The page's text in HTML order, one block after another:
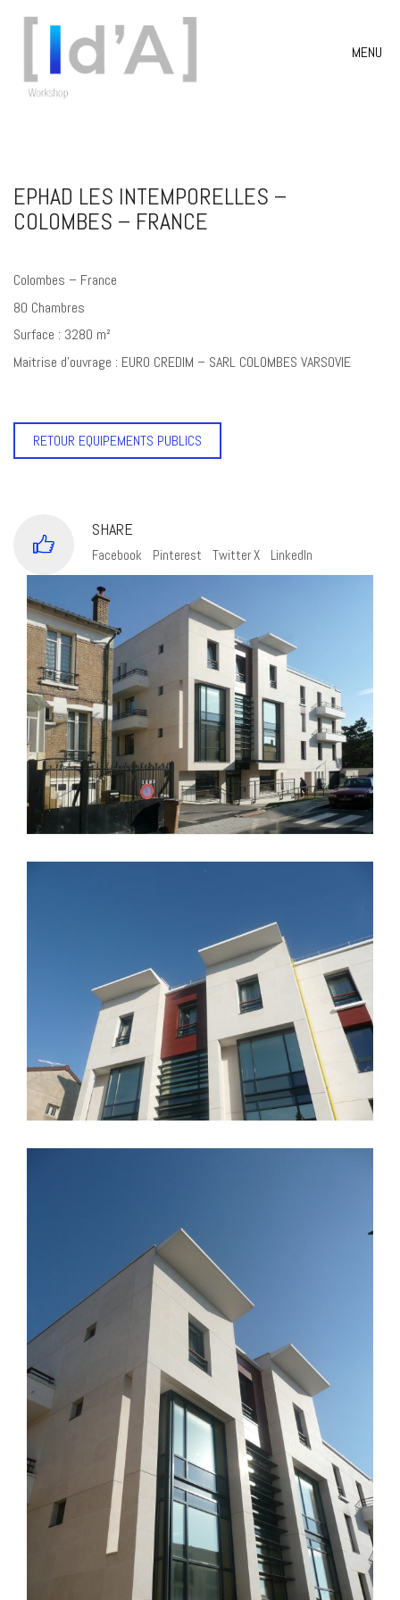
MENU
EPHAD LES INTEMPORELLES –
COLOMBES – FRANCE
Colombes – France
80 Chambres
Surface : 3280 m²
Maitrise d’ouvrage : EURO CREDIM – SARL COLOMBES VARSOVIE
RETOUR EQUIPEMENTS PUBLICS
SHARE
Facebook Pinterest Twitter X LinkedIn